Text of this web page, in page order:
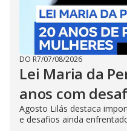
DO R7/07/08/2026
Lei Maria da
anos com
Agosto Lilás destaca
e desafios ainda